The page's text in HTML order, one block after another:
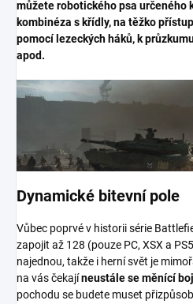
můžete robotického psa určeného
kombinéza s křídly, na těžko
pomocí lezeckých háků, k
apod.
Dynamické bitevní pole
Vůbec poprvé v historii série
zapojit až 128 (pouze PC, XSX a
najednou, takže i herní svět je
na vás čekajíneustále se měnící
pochodu se budete muset